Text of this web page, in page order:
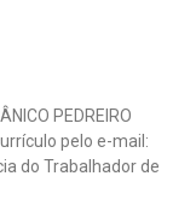
PEDREIRO
pelo e-mail:
do Trabalhador de